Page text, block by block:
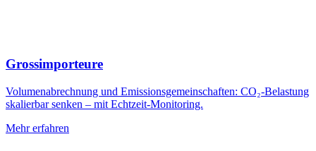
Grossimporteure
Volumenabrechnung und Emissionsgemeinschaften: CO₂-Belastung
skalierbar senken – mit Echtzeit-Monitoring.
Mehr erfahren